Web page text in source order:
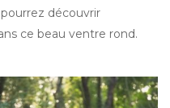
découvrir
ce beau ventre rond.